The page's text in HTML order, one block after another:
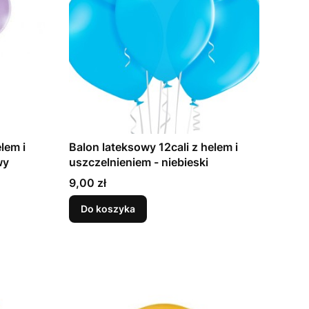
i
Balon lateksowy 12cali z helem i
uszczelnieniem - niebieski
Cena
9,00 zł
Do koszyka